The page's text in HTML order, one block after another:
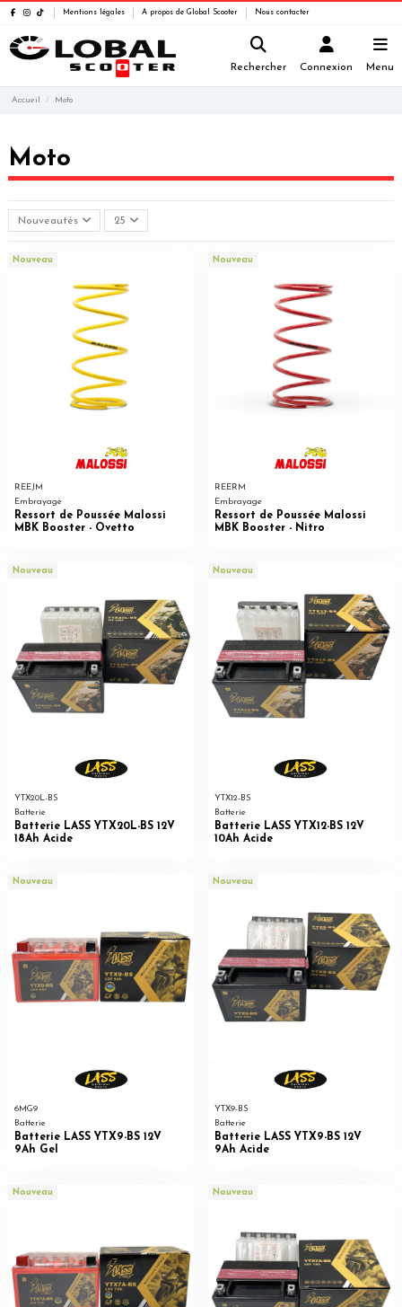
Mentions légales A propos de Global Scooter Nous contacter
Rechercher Connexion Menu
Accueil Moto
Moto
Nouveautés 25
Nouveau
REEJM
Embrayage
Ressort de Poussée Malossi
MBK Booster - Ovetto
Nouveau
REERM
Embrayage
Ressort de Poussée Malossi
MBK Booster - Nitro
Nouveau
YTX20L-BS
Batterie
Batterie LASS YTX20L-BS 12V
18Ah Acide
Nouveau
YTX12-BS
Batterie
Batterie LASS YTX12-BS 12V
10Ah Acide
Nouveau
6MG9
Batterie
Batterie LASS YTX9-BS 12V
9Ah Gel
Nouveau
YTX9-BS
Batterie
Batterie LASS YTX9-BS 12V
9Ah Acide
Nouveau Nouveau